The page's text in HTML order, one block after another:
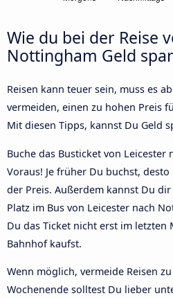
Wie du bei der Reise
Nottingham Geld
Reisen kann teuer sein, muss es
vermeiden, einen zu hohen Preis
Mit diesen Tipps, kannst Du Geld
Buche das Busticket von
Voraus! Je früher Du buchst,
der Preis. Außerdem kannst Du
Platz im Bus von Leicester nach
Du das Ticket nicht erst im
Bahnhof kaufst.
Wenn möglich, vermeide Reisen
Wochenende solltest Du lieber